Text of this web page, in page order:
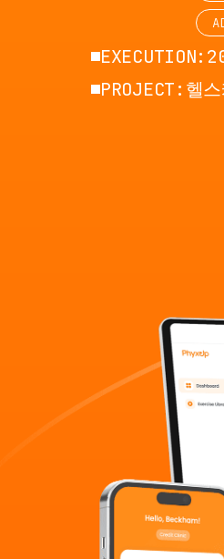
EXECUTION:
PROJECT: 헬